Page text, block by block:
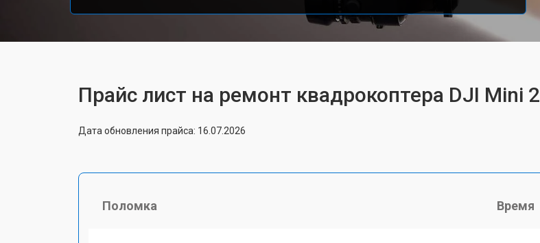
Прайс лист на ремонт квадрокоптера DJI Mini 2
Дата обновления прайса: 16.07.2026
Поломка Время